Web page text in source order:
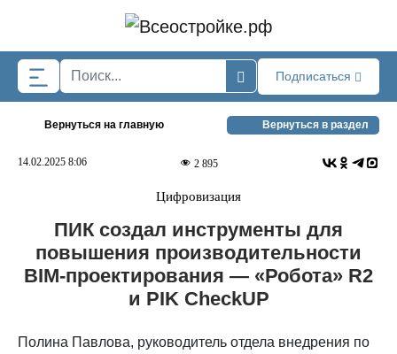
Подписаться
Вернуться на главную Вернуться в раздел
14.02.2025 8:06 2 895
Цифровизация
ПИК создал инструменты для
повышения производительности
BIM-проектирования — «Робота» R2
и PIK СheckUP
Полина Павлова, руководитель отдела внедрения по